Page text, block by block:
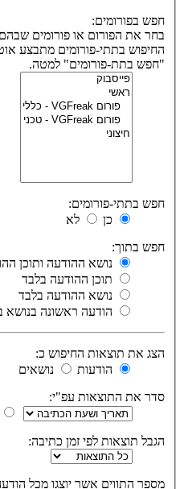
חפש בפורומים:
בחר את הפורום או פורומים
החיפוש בתתי-פורומים מתבצע
"חפש בתת-פורומים" למטה.
חפש בתתי-פורומים:
כן
לא
חפש בתוך:
נושא ההודעה ותוכן
תוכן ההודעה בלבד
נושא ההודעה בלבד
הודעה ראשונה בנושא
הצג את תוצאות החיפוש כ:
הודעות
נושאים
סדר את התוצאות עפ"י:
הגבל תוצאות לפי זמן כתיבה:
מספר התווים אשר יוצגו מכל